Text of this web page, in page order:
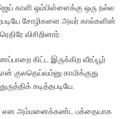
காளி ஒம்பிள்ளைக்கு ஒரு நல்ல
சோழிகளை அவர் கால்களின்
விசிறினார்.
கிட்ட இருக்கிற வீரப்பூர்
குலதெய்வம்னு காமிக்குது
கடித்தபடியே.
என அம்மனைக்கண்ட பக்தையாக